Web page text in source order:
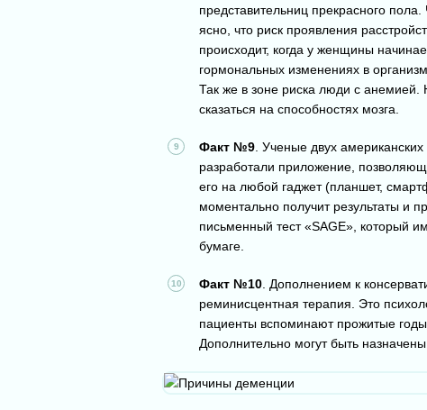
представительниц прекрасного
ясно, что риск проявления
происходит, когда у женщины
гормональных изменениях в
Так же в зоне риска люди с анемией.
сказаться на способностях мозга.
Факт №9. Ученые двух
разработали приложение,
его на любой гаджет (планшет,
моментально получит результаты и
письменный тест «SAGE», который
бумаге.
Факт №10. Дополнением к
реминисцентная терапия. Это
пациенты вспоминают прожитые
Дополнительно могут быть